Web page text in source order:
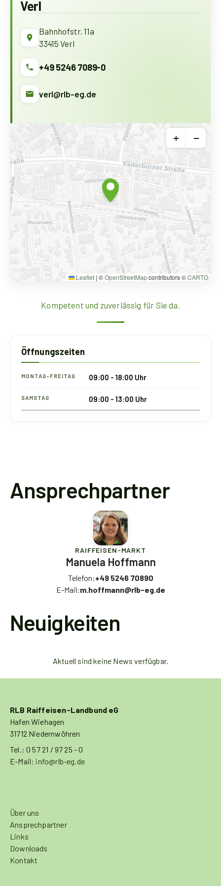
Verl
Bahnhofstr. 11a
33415 Verl
+49 5246 7089-0
verl@rlb-eg.de
+ −
Leaflet | ©OpenStreetMapcontributors ©CARTO
Kompetent und zuverlässig für Sie da.
Öffnungszeiten
MONTAG-FREITAG 09:00 - 18:00 Uhr
SAMSTAG 09:00 - 13:00 Uhr
Ansprechpartner
RAIFFEISEN-MARKT
Manuela Hoffmann
Telefon:+49 5246 70890
E-Mail:m.hoffmann@rlb-eg.de
Neuigkeiten
Aktuell sind keine News verfügbar.
RLB Raiffeisen-Landbund eG
Hafen Wiehagen
31712 Niedernwöhren
Tel.: 0 57 21 / 97 25 - 0
E-Mail: info@rlb-eg.de
Über uns
Ansprechpartner
Links
Downloads
Kontakt